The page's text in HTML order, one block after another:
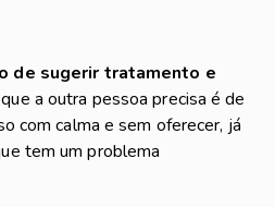
de sugerir tratamento e
a outra pessoa precisa é de
com calma e sem oferecer, já
tem um problema